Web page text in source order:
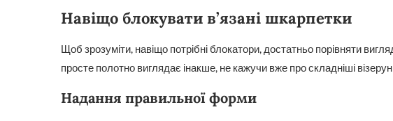
Навіщо блокувати в’язані шкарпетки
Щоб зрозуміти, навіщо потрібні блокатори, достатньо порівняти
просте полотно виглядає інакше, не кажучи вже про складніші
Надання правильної форми